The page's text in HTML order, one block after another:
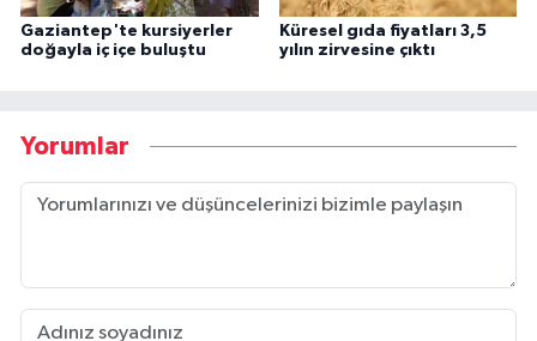
Gaziantep'te kursiyerler
doğayla iç içe buluştu
Küresel gıda fiyatları 3,5
yılın zirvesine çıktı
Yorumlar